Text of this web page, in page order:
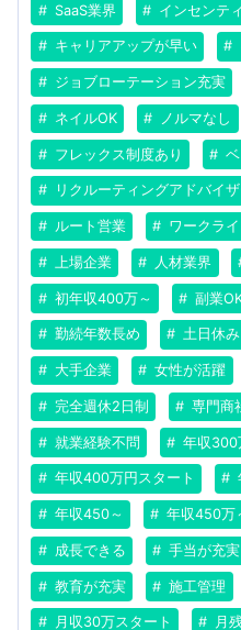
SaaS業界 インセンテ
キャリアアップが早い
ジョブローテーション充実
ネイルOK ノルマなし
フレックス制度あり
リクルーティングアドバイ
ルート営業 ワークラ
上場企業 人材業界
初年収400万～ 副業
勤続年数長め 土日休み
大手企業 女性が活躍
完全週休2日制 専門商
就業経験不問 年収300
年収400万円スタート
年収450～ 年収450万
成長できる 手当が充実
教育が充実 施工管理
月収30万スタート 月